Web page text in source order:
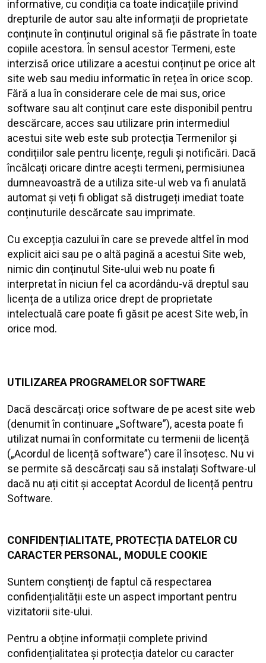
informative, cu condiția ca toate indicațiile privind
drepturile de autor sau alte informații de proprietate
conținute în conținutul original să fie păstrate în toate
copiile acestora. În sensul acestor Termeni, este
interzisă orice utilizare a acestui conținut pe orice alt
site web sau mediu informatic în rețea în orice scop.
Fără a lua în considerare cele de mai sus, orice
software sau alt conținut care este disponibil pentru
descărcare, acces sau utilizare prin intermediul
acestui site web este sub protecția Termenilor și
condițiilor sale pentru licențe, reguli și notificări. Dacă
încălcați oricare dintre acești termeni, permisiunea
dumneavoastră de a utiliza site-ul web va fi anulată
automat și veți fi obligat să distrugeți imediat toate
conținuturile descărcate sau imprimate.
Cu excepția cazului în care se prevede altfel în mod
explicit aici sau pe o altă pagină a acestui Site web,
nimic din conținutul Site-ului web nu poate fi
interpretat în niciun fel ca acordându-vă dreptul sau
licența de a utiliza orice drept de proprietate
intelectuală care poate fi găsit pe acest Site web, în
orice mod.
UTILIZAREA PROGRAMELOR SOFTWARE
Dacă descărcați orice software de pe acest site web
(denumit în continuare „Software”), acesta poate fi
utilizat numai în conformitate cu termenii de licență
(„Acordul de licență software”) care îl însoțesc. Nu vi
se permite să descărcați sau să instalați Software-ul
dacă nu ați citit și acceptat Acordul de licență pentru
Software.
CONFIDENȚIALITATE, PROTECȚIA DATELOR CU
CARACTER PERSONAL, MODULE COOKIE
Suntem conștienți de faptul că respectarea
confidențialității este un aspect important pentru
vizitatorii site-ului.
Pentru a obține informații complete privind
confidențialitatea și protecția datelor cu caracter